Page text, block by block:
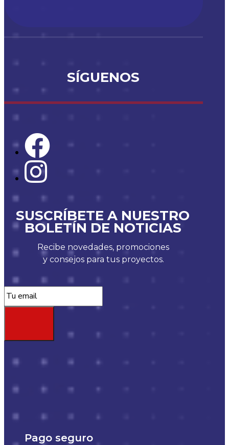
SÍGUENOS
SUSCRÍBETE A NUESTRO
BOLETÍN DE NOTICIAS
Recibe novedades, promociones
y consejos para tus proyectos.
Pago seguro